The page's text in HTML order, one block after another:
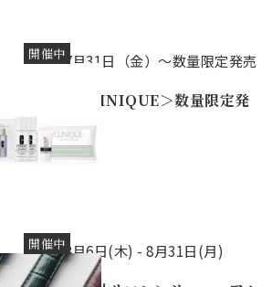
開催中7月31日（金）～数量限定発売
＜CLINIQUE＞数量限定発
開催中8月6日(木) -8月31日(月)